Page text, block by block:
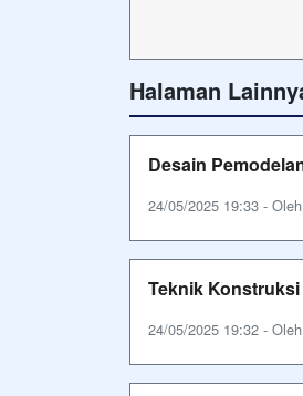
Halaman
Desain
24/05/2025 19:33 -
Teknik
24/05/2025 19:32 -